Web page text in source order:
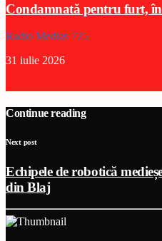
Condamnată pentru furt,
Radio Medias 725
31 iulie 2026
Continue reading
Next post
Echipele de robotică
din Blaj